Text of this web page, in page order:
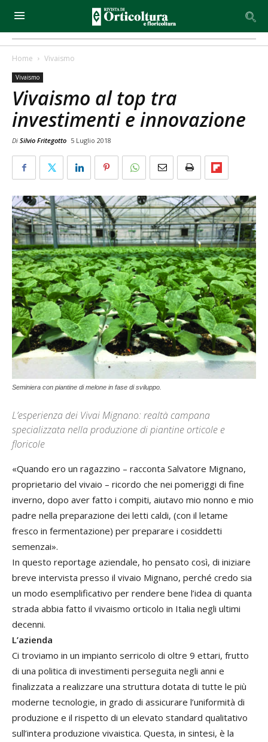
Home Vivaismo
Vivaismo
Vivaismo al top tra
investimenti e innovazione
Di Silvio Fritegotto 5 Luglio 2018
Seminiera con piantine di melone in fase di sviluppo.
L’esperienza dei Vivai Mignano: realtà campana
specializzata nella produzione di piantine orticole e
floricole
«Quando ero un ragazzino – racconta Salvatore Mignano,
proprietario del vivaio – ricordo che nei pomeriggi di fine
inverno, dopo aver fatto i compiti, aiutavo mio nonno e mio
padre nella preparazione dei letti caldi, (con il letame
fresco in fermentazione) per preparare i cosiddetti
semenzai».
In questo reportage aziendale, ho pensato così, di iniziare
breve intervista presso il vivaio Mignano, perché credo sia
un modo esemplificativo per rendere bene l’idea di quanta
strada abbia fatto il vivaismo orticolo in Italia negli ultimi
decenni.
L’azienda
Ci troviamo in un impianto serricolo di oltre 9 ettari, frutto
di una politica di investimenti perseguita negli anni e
finalizzata a realizzare una struttura dotata di tutte le più
moderne tecnologie, in grado di assicurare l’uniformità di
produzione e il rispetto di un elevato standard qualitativo
sull’intera produzione vivaistica. Questa, in sintesi, è la